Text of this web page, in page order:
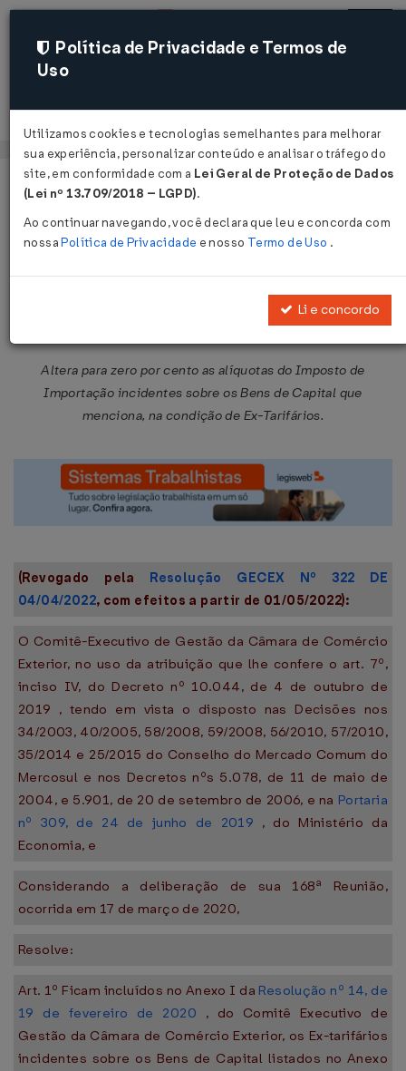
Acessar
Página Inicial Legislações
Resolução CAMEX Nº 30 DE
Altera para zero por cento as alíquotas do Imposto de
Importação incidentes sobre os Bens de Capital que
menciona, na condição de Ex-Tarifários.
(Revogado pela Resolução GECEX Nº 322 DE
04/04/2022, com efeitos a partir de 01/05/2022):
O Comitê-Executivo de Gestão da Câmara de Comércio
Exterior, no uso da atribuição que lhe confere o art. 7º,
inciso IV, do Decreto nº 10.044, de 4 de outubro de
2019 , tendo em vista o disposto nas Decisões nos
34/2003, 40/2005, 58/2008, 59/2008, 56/2010, 57/2010,
35/2014 e 25/2015 do Conselho do Mercado Comum do
Mercosul e nos Decretos nºs 5.078, de 11 de maio de
2004, e 5.901, de 20 de setembro de 2006, e na Portaria
nº 309, de 24 de junho de 2019 , do Ministério da
Economia, e
Considerando a deliberação de sua 168ª Reunião,
ocorrida em 17 de março de 2020,
Resolve:
Art. 1º Ficam incluídos no Anexo I da Resolução nº 14, de
19 de fevereiro de 2020 , do Comitê Executivo de
Gestão da Câmara de Comércio Exterior, os Ex-tarifários
incidentes sobre os Bens de Capital listados no Anexo
Política de Privacidade e Termos de
Uso
Utilizamos cookies e tecnologias semelhantes para melhorar
sua experiência, personalizar conteúdo e analisar o tráfego do
site, em conformidade com a Lei Geral de Proteção de Dados
(Lei nº 13.709/2018 – LGPD).
Ao continuar navegando, você declara que leu e concorda com
nossaPolítica de Privacidade e nosso Termo de Uso .
Li e concordo